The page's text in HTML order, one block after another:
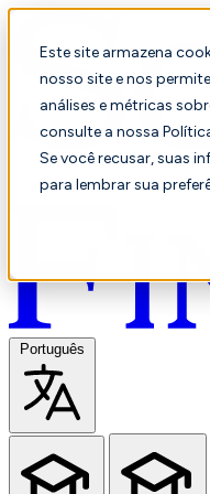
Este site armazena
nosso site e nos
análises e métricas
consulte a nossa
Se você recusar, suas
para lembrar sua
Português